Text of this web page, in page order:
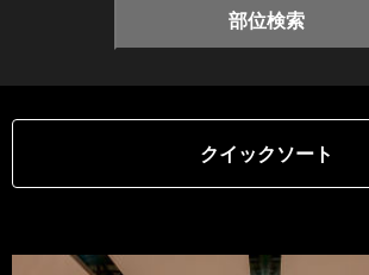
部位検索
クイックソート